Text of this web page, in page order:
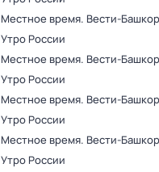
Местное время. Вести-
Утро России
Местное время. Вести-
Утро России
Местное время. Вести-
Утро России
Местное время. Вести-
Утро России